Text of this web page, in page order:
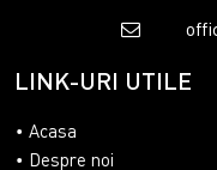
LINK-URI UTILE
Acasa
Despre noi